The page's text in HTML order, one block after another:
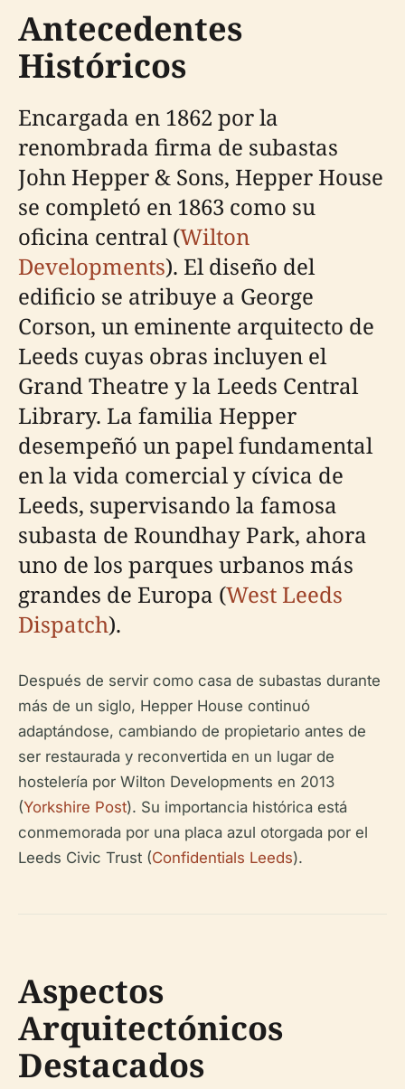
Antecedentes
Históricos
Encargada en 1862 por la
renombrada firma de subastas
John Hepper & Sons, Hepper House
se completó en 1863 como su
oficina central (Wilton
Developments). El diseño del
edificio se atribuye a George
Corson, un eminente arquitecto de
Leeds cuyas obras incluyen el
Grand Theatre y la Leeds Central
Library. La familia Hepper
desempeñó un papel fundamental
en la vida comercial y cívica de
Leeds, supervisando la famosa
subasta de Roundhay Park, ahora
uno de los parques urbanos más
grandes de Europa (West Leeds
Dispatch).
Después de servir como casa de subastas durante
más de un siglo, Hepper House continuó
adaptándose, cambiando de propietario antes de
ser restaurada y reconvertida en un lugar de
hostelería por Wilton Developments en 2013
(Yorkshire Post). Su importancia histórica está
conmemorada por una placa azul otorgada por el
Leeds Civic Trust (Confidentials Leeds).
Aspectos
Arquitectónicos
Destacados